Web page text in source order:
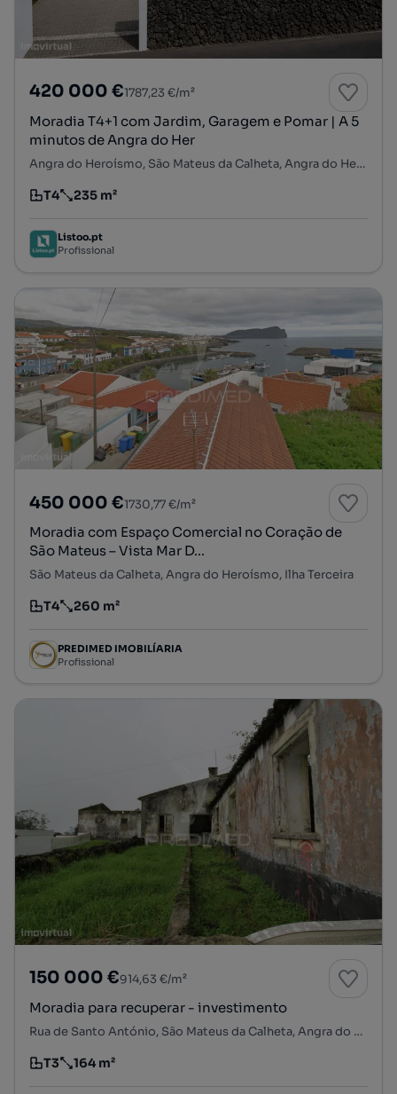
420 000 €1787,23 €/m²
Moradia T4+1 com Jardim, Garagem e Pomar | A 5
minutos de Angra do Her
Angra do Heroísmo, São Mateus da Calheta, Angra do Heroísmo, Ilha Terceira
Tipologia
T4
Preço por metro quadrado
235 m²
Listoo.pt
Profissional
450 000 €1730,77 €/m²
Moradia com Espaço Comercial no Coração de
São Mateus – Vista Mar D...
São Mateus da Calheta, Angra do Heroísmo, Ilha Terceira
Tipologia
T4
Preço por metro quadrado
260 m²
PREDIMED IMOBILÍARIA
Profissional
150 000 €914,63 €/m²
Moradia para recuperar - investimento
Rua de Santo António, São Mateus da Calheta, Angra do Heroísmo, Ilha Terceira
Tipologia
T3
Preço por metro quadrado
164 m²